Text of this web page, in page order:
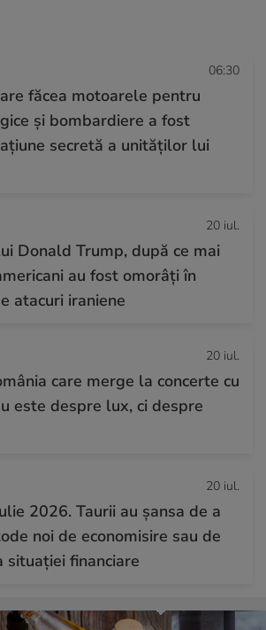
06:30
făcea motoarele pentru
și bombardiere a fost
secretă a unităților lui
20 iul.
Donald Trump, după ce mai
au fost omorâți în
atacuri iraniene
20 iul.
care merge la concerte cu
este despre lux, ci despre
20 iul.
2026. Taurii au șansa de a
noi de economisire sau de
situației financiare